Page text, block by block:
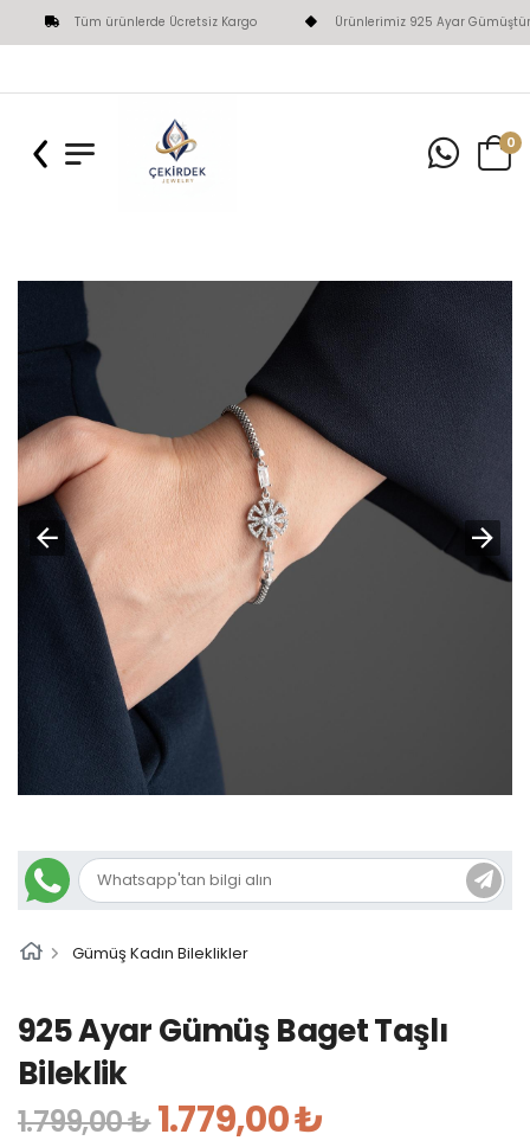
Tüm ürünlerde Ücretsiz Kargo Ürünlerimiz 925 Ayar Gümüştür
0
Gümüş Kadın Bileklikler
925 Ayar Gümüş Baget Taşlı
Bileklik
1.799,00 ₺1.779,00 ₺